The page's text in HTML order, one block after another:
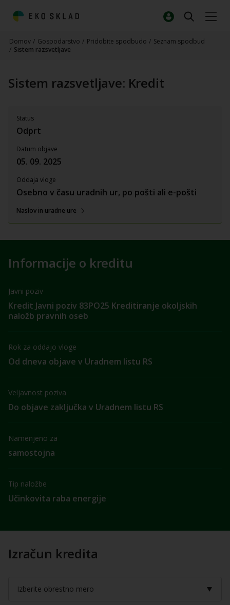
Domov / Gospodarstvo / Pridobite spodbudo / Seznam spodbud
/ Sistem razsvetljave
Sistem razsvetljave: Kredit
Informacije o kreditu
Javni poziv
Kredit Javni poziv 83PO25 Kreditiranje okoljskih
naložb pravnih oseb
Rok za oddajo vloge
Od dneva objave v Uradnem listu RS
Veljavnost poziva
Do objave zaključka v Uradnem listu RS
Namenjeno za
samostojna
Tip naložbe
Učinkovita raba energije
Izračun kredita
Status
Odprt
Datum objave
05. 09. 2025
Oddaja vloge
Osebno v času uradnih ur, po pošti ali e-pošti
Naslov in uradne ure